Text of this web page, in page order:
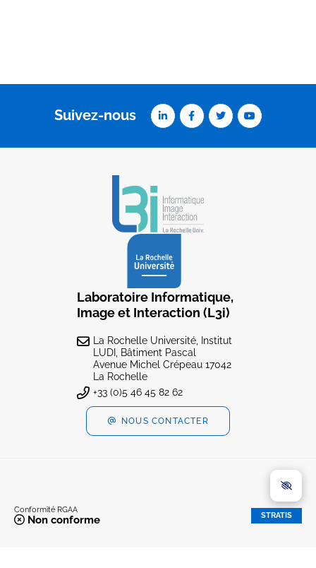
Suivez-nous
Laboratoire Informatique,
Image et Interaction (L3i)
La Rochelle Université, Institut
LUDI, Bâtiment Pascal
Avenue Michel Crépeau 17042
La Rochelle
+33 (0)5 46 45 82 62
NOUS CONTACTER
Conformité RGAA
Non conforme STRATIS